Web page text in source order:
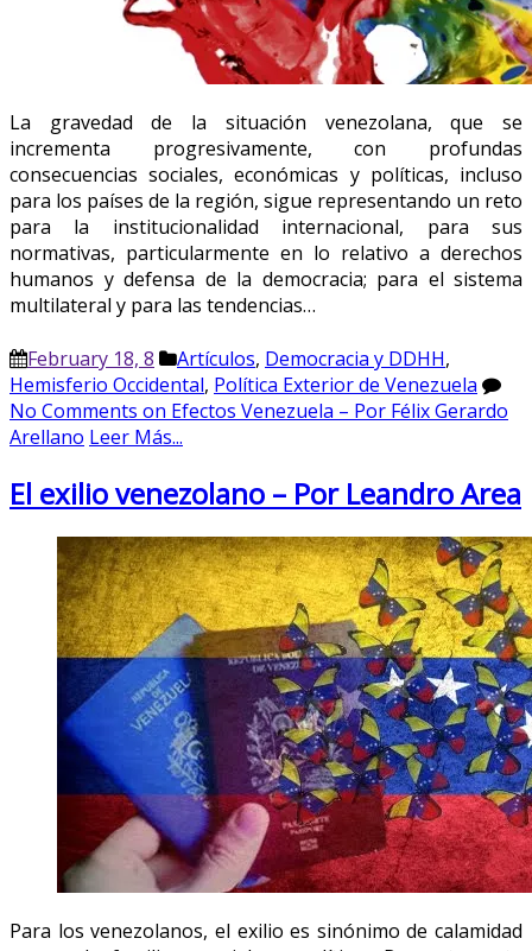
La gravedad de la situación venezolana, que se
incrementa progresivamente, con profundas
consecuencias sociales, económicas y políticas, incluso
para los países de la región, sigue representando un reto
para la institucionalidad internacional, para sus
normativas, particularmente en lo relativo a derechos
humanos y defensa de la democracia; para el sistema
multilateral y para las tendencias…
February 18, 8 Artículos, Democracia y DDHH,
Hemisferio Occidental, Política Exterior de Venezuela
No Comments on Efectos Venezuela – Por Félix Gerardo
Arellano Leer Más...
El exilio venezolano – Por Leandro Area
Para los venezolanos, el exilio es sinónimo de calamidad